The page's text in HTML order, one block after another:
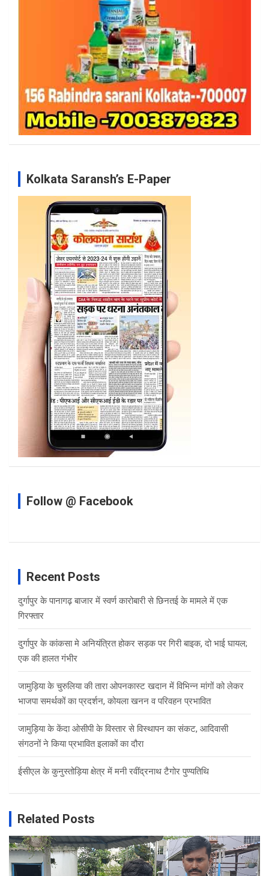
Kolkata Saransh’s E-Paper
Follow @ Facebook
Recent Posts
दुर्गापुर के पानागढ़ बाजार में स्वर्ण कारोबारी से छिनतई के मामले में एक
गिरफ्तार
दुर्गापुर के कांकसा मे अनियंत्रित होकर सड़क पर गिरी बाइक, दो भाई घायल;
एक की हालत गंभीर
जामुड़िया के चुरुलिया की तारा ओपनकास्ट खदान में विभिन्न मांगों को लेकर
भाजपा समर्थकों का प्रदर्शन, कोयला खनन व परिवहन प्रभावित
जामुड़िया के केंदा ओसीपी के विस्तार से विस्थापन का संकट, आदिवासी
संगठनों ने किया प्रभावित इलाकों का दौरा
ईसीएल के कुनुस्तोड़िया क्षेत्र में मनी रवींद्रनाथ टैगोर पुण्यतिथि
Related Posts